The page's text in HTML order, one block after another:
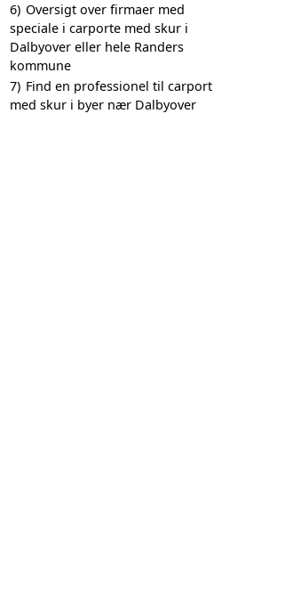
6) Oversigt over firmaer med
speciale i carporte med skur i
Dalbyover eller hele Randers
kommune
7) Find en professionel til carport
med skur i byer nær Dalbyover